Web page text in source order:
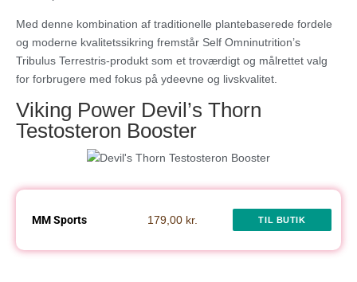
Med denne kombination af traditionelle plantebaserede fordele
og moderne kvalitetssikring fremstår Self Omninutrition’s
Tribulus Terrestris-produkt som et troværdigt og målrettet valg
for forbrugere med fokus på ydeevne og livskvalitet.
Viking Power Devil’s Thorn
Testosteron Booster
MM Sports 179,00 kr. TIL BUTIK